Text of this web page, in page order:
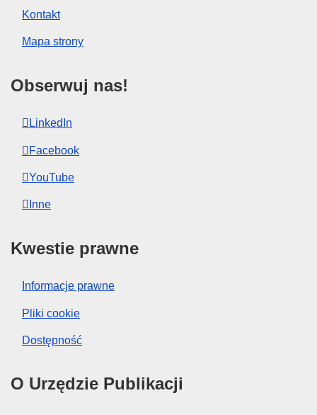
Kontakt
Mapa strony
Obserwuj nas!
LinkedIn
Facebook
YouTube
Inne
Kwestie prawne
Informacje prawne
Pliki cookie
Dostępność
O Urzędzie Publikacji